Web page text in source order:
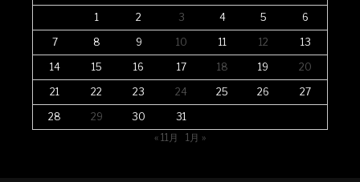
1 2 3 4 5 6
7 8 9 10 11 12 13
14 15 16 17 18 19 20
21 22 23 24 25 26 27
28 29 30
31
« 11月
1月 »